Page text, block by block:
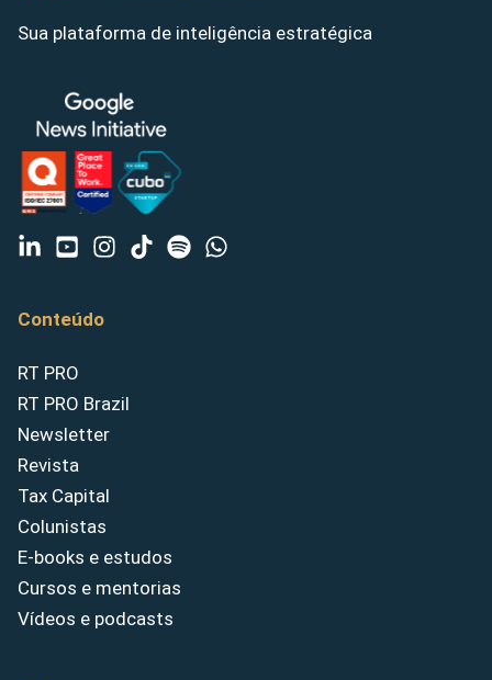
Sua plataforma de inteligência estratégica
Conteúdo
RT PRO
RT PRO Brazil
Newsletter
Revista
Tax Capital
Colunistas
E-books e estudos
Cursos e mentorias
Vídeos e podcasts